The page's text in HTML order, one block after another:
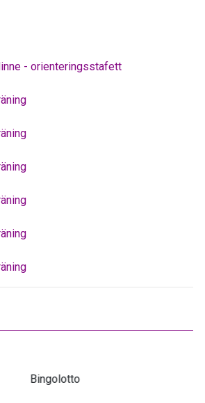
- orienteringsstafett